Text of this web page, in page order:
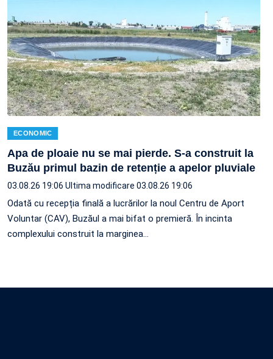
ECONOMIC
Apa de ploaie nu se mai pierde. S-a construit la
Buzău primul bazin de retenție a apelor pluviale
03.08.26 19:06 Ultima modificare 03.08.26 19:06
Odată cu recepția finală a lucrărilor la noul Centru de Aport
Voluntar (CAV), Buzăul a mai bifat o premieră. În incinta
complexului construit la marginea…